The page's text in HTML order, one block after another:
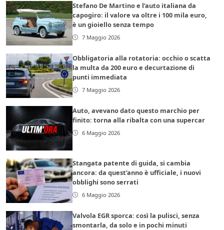
Stefano De Martino e l’auto italiana da
capogiro: il valore va oltre i 100 mila euro,
è un gioiello senza tempo
7 Maggio 2026
Obbligatoria alla rotatoria: occhio o scatta
la multa da 200 euro e decurtazione di
punti immediata
7 Maggio 2026
Auto, avevano dato questo marchio per
finito: torna alla ribalta con una supercar
6 Maggio 2026
Stangata patente di guida, si cambia
ancora: da quest’anno è ufficiale, i nuovi
obblighi sono serrati
6 Maggio 2026
Valvola EGR sporca: così la pulisci, senza
smontarla, da solo e in pochi minuti